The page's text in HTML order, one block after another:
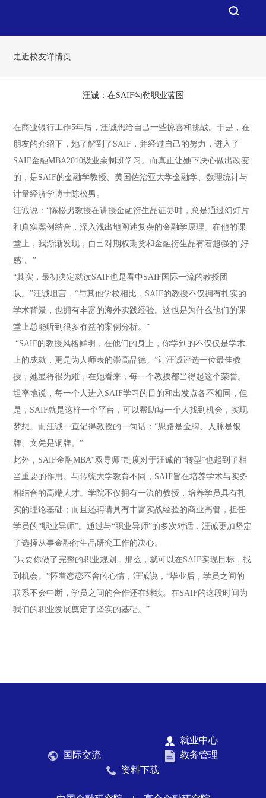
走近校友详情页
汪诚：在SAIF勾勒职业蓝图
在商业银行工作5年后，汪诚想给自己一些惊喜和挑战。于是，在
朋友的介绍下，她了解到了SAIF，并经过自己的努力，进入了
SAIF金融MBA2010级业余制班学习。而真正让她下决心做出改变
的，是SAIF的金融学教授、美国佐治亚大学金融学、数理统计与
计量经济学博士陈松男。
汪诚说：“陈松男教授在讲授金融衍生品证券时，总是通过幻灯片
和真实案例结合，深入浅出地阐述复杂的金融学原理。在他的课
堂上，我渐渐发现，自己对期权期货和金融衍生品有着超强的‘好
感’。”
“其实，最初决定就读SAIF也是看中SAIF国际一流的教授团
队。”汪诚坦言，“与其他学校相比，SAIF的教授不仅拥有扎实的
学术背景，也拥有丰富的海外实践经验。这也是为什么他们的课
堂上总能听到很多有益的案例分析。”
“SAIF的教授风格鲜明，在他们的身上，你学到的不仅仅是学术
上的成就，更是为人师表的崇高品德。”让汪诚评选一位最佳教
授，她显得很为难，在她看来，每一个教授都当得起这个荣誉。
坦率地说，每一个人进入SAIF学习的目的和出发点各不相同，但
是，SAIF就是这样一个平台，可以帮助每一个人找到机会，实现
梦想。而汪诚一直记得教授的一句话：“思路是金牌、人脉是银
牌、文凭是铜牌。”
此外，SAIF金融MBA“双导师”制度对于汪诚的“转型”也起到了相
当重要的作用。与传统大学教育不同，SAIF旨在培养学术与实务
相结合的高端人才。学院不仅拥有一流的教授，培养学员具有扎
实的理论基础；而且还聘请具有丰富实战经验的商业高管，担任
学员的“职业导师”。通过与“职业导师”的多次对话，汪诚更加坚定
了选择从事金融衍生品研究工作的决心。
“只要你做了完整的职业规划，那么，就可以在SAIF实现目标，找
到机会。”怀着恋恋不舍的心情，汪诚说，“毕业后，学员之间的
联系不会中断，学员之间的合作还在继续。在SAIF的这段时间为
我们的职业发展奠定了坚实的基础。”
就业中心
国际交流
教务管理
资料下载